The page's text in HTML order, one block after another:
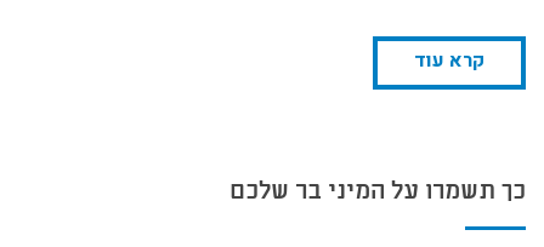
קרא עוד
כך תשמרו על המיני בר שלכם